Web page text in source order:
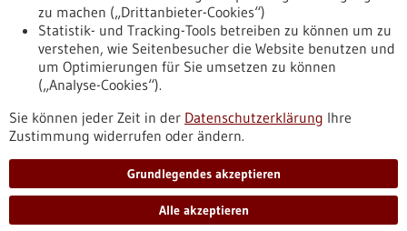
Nach oben
Informiert bleiben
Newsletter abonnieren
zu machen („Drittanbieter-Cookies“)
Statistik- und Tracking-Tools betreiben zu können um zu
verstehen, wie Seitenbesucher die Website benutzen und
um Optimierungen für Sie umsetzen zu können
(„Analyse-Cookies“).
Sie können jeder Zeit in der Datenschutzerklärung Ihre
Zustimmung widerrufen oder ändern.
Grundlegendes akzeptieren
Alle akzeptieren